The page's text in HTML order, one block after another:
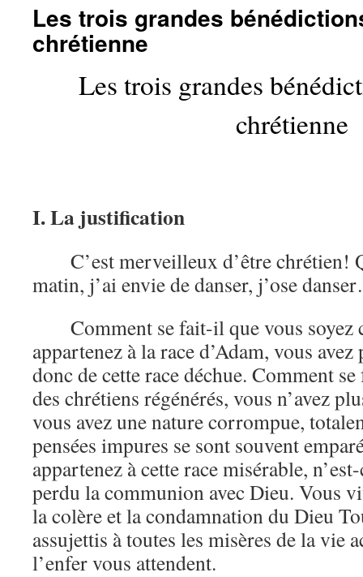
Les trois grandes
chrétienne
Les trois grandes
chrétienne
I. La justification
C’est merveilleux d’être chrétien!
matin, j’ai envie de danser, j’ose
Comment se fait-il que vous soyez
appartenez à la race d’Adam, vous
donc de cette race déchue. Comment
des chrétiens régénérés, vous n’avez
vous avez une nature corrompue,
pensées impures se sont souvent
appartenez à cette race misérable,
perdu la communion avec Dieu. Vous
la colère et la condamnation du Dieu
assujettis à toutes les misères de la vie
l’enfer vous attendent.